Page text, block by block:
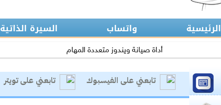
الرئيسية واتساب السيرة الذاتية
أداة صيانة ويندوز متعددة المهام
مشاركتي بصحيفة مكة:المواجهة السابقة تردع هجمات الفدية
مشاركتي بصحيفة مكة :رفع حظر التطبيقات يفتح عروض الاتصالات
تابعني على الفيسبوك تابعني على تويتر